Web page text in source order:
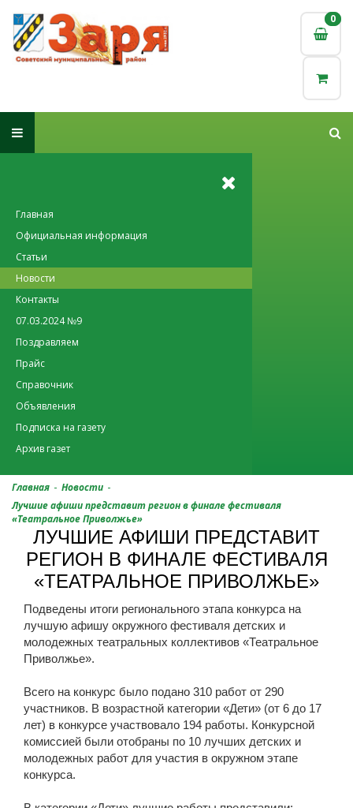
0
0
Главная
Официальная информация
Статьи
Новости
Контакты
07.03.2024 №9
Поздравляем
Прайс
Справочник
Объявления
Подписка на газету
Архив газет
Главная - Новости -
Лучшие афиши представит регион в финале фестиваля
«Театральное Приволжье»
ЛУЧШИЕ АФИШИ ПРЕДСТАВИТ
РЕГИОН В ФИНАЛЕ ФЕСТИВАЛЯ
«ТЕАТРАЛЬНОЕ ПРИВОЛЖЬЕ»
Подведены итоги регионального этапа конкурса на
лучшую афишу окружного фестиваля детских и
молодежных театральных коллективов «Театральное
Приволжье».
Всего на конкурс было подано 310 работ от 290
участников. В возрастной категории «Дети» (от 6 до 17
лет) в конкурсе участвовало 194 работы. Конкурсной
комиссией были отобраны по 10 лучших детских и
молодежных работ для участия в окружном этапе
конкурса.